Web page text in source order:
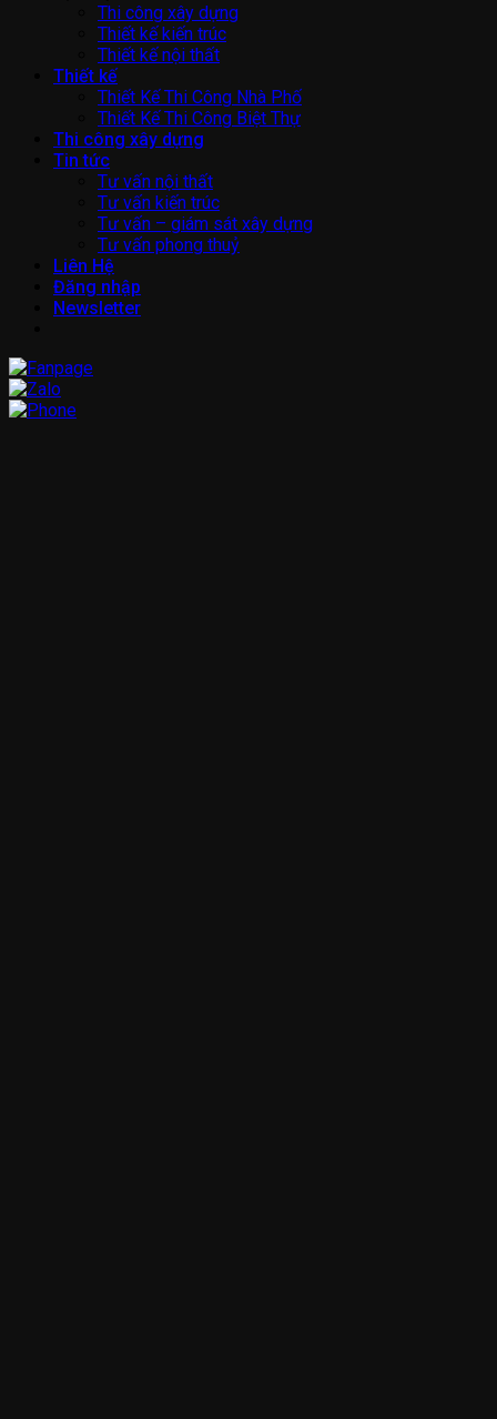
Thi công xây dựng
Thiết kế kiến trúc
Thiết kế nội thất
Thiết kế
Thiết Kế Thi Công Nhà Phố
Thiết Kế Thi Công Biệt Thự
Thi công xây dựng
Tin tức
Tư vấn nội thất
Tư vấn kiến trúc
Tư vấn – giám sát xây dựng
Tư vấn phong thuỷ
Liên Hệ
Đăng nhập
Newsletter